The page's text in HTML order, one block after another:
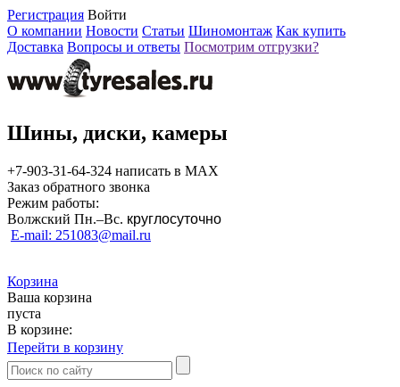
Регистрация Войти
О компании Новости Статьи Шиномонтаж Как купить
Доставка Вопросы и ответы Посмотрим отгрузки?
Шины, диски, камеры
+7-903-31-64-324 написать в MAX
Заказ обратного звонка
Режим работы:
Волжский Пн.–Вс. круглосуточно
E-mail: 251083@mail.ru
Корзина
Ваша корзина
пуста
В корзине:
Перейти в корзину